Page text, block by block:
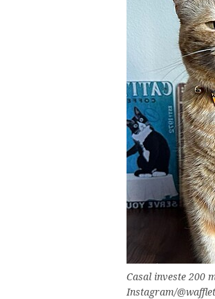
Casal investe 200
Instagram/